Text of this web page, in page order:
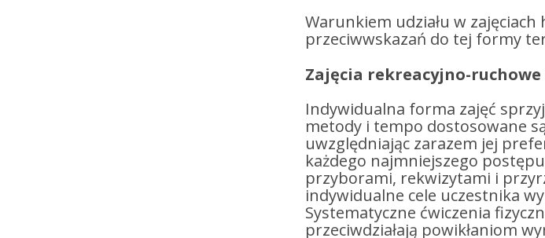
Warunkiem udziału w
przeciwwskazań do tej formy
Zajęcia rekreacyjno-
Indywidualna forma zajęć
metody i tempo dostosowane
uwzględniając zarazem jej
każdego najmniejszego
przyborami, rekwizytami i
indywidualne cele uczestnika
Systematyczne ćwiczenia
przeciwdziałają powikłaniom